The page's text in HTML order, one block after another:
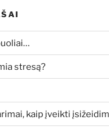
stresą?
kaip įveikti